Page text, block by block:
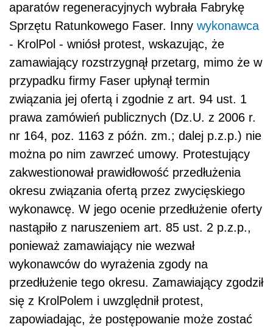
aparatów regeneracyjnych wybrała Fabrykę
Sprzętu Ratunkowego Faser. Inny wykonawca
- KrolPol - wniósł protest, wskazując, że
zamawiający rozstrzygnął przetarg, mimo że w
przypadku firmy Faser upłynął termin
związania jej ofertą i zgodnie z art. 94 ust. 1
prawa zamówień publicznych (Dz.U. z 2006 r.
nr 164, poz. 1163 z późn. zm.; dalej p.z.p.) nie
można po nim zawrzeć umowy. Protestujący
zakwestionował prawidłowość przedłużenia
okresu związania ofertą przez zwycięskiego
wykonawcę. W jego ocenie przedłużenie oferty
nastąpiło z naruszeniem art. 85 ust. 2 p.z.p.,
ponieważ zamawiający nie wezwał
wykonawców do wyrażenia zgody na
przedłużenie tego okresu. Zamawiający zgodził
się z KrolPolem i uwzględnił protest,
zapowiadając, że postępowanie może zostać